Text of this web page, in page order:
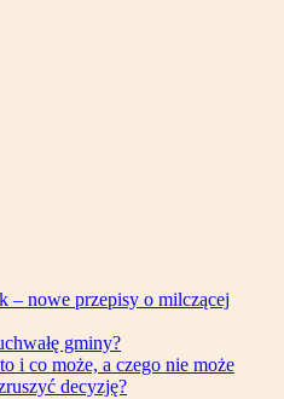
– nowe przepisy o milczącej
gminy?
i co może, a czego nie może
decyzję?